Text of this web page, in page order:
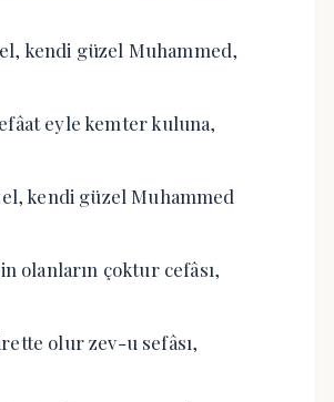
kendi güzel Muhammed,
eyle kemter kuluna,
kendi güzel Muhammed
olanların çoktur cefâsı,
olur zev-u sefâsı,